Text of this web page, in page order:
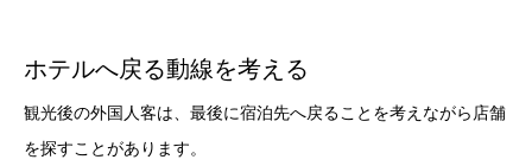
ホテルへ戻る動線を考える
観光後の外国人客は、最後に宿泊先へ戻ることを考えながら店舗
を探すことがあります。